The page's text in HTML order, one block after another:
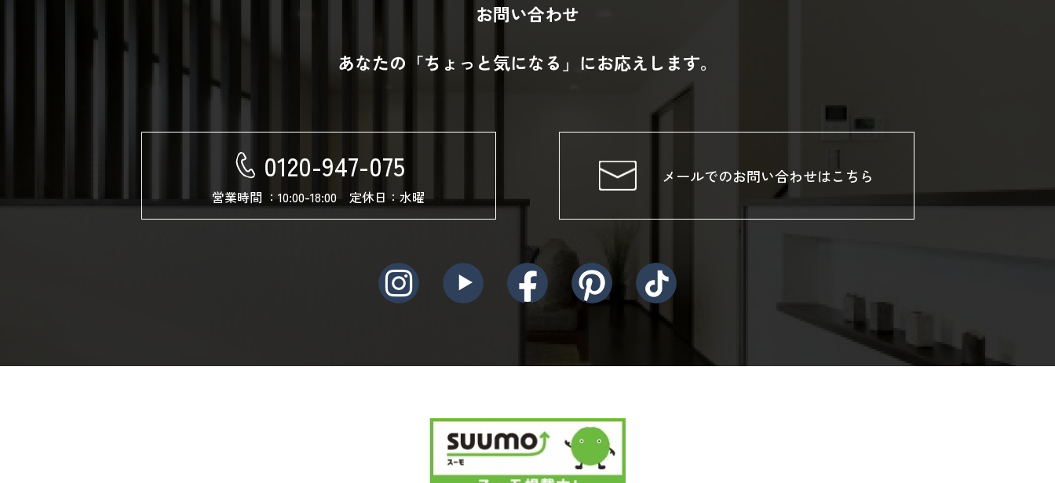
お問い合わせ
あなたの「ちょっと気になる」にお応えします。
0120-947-075
営業時間 ：10:00-18:00 定休日：水曜
メールでのお問い合わせはこちら